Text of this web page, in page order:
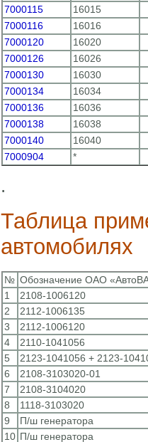
7000115
16015
7000116
16016
7000120
16020
7000126
16026
7000130
16030
7000134
16034
7000136
16036
7000138
16038
7000140
16040
7000904
*
.
Таблица
автомобилях
№ Обозначение ОАО
1
2108-1006120
2
2112-1006135
3
2112-1006120
4
2110-1041056
5
2123-1041056 + 2123-
6
2108-3103020-01
7
2108-3104020
8
1118-3103020
9
П/ш генератора
10 П/ш генератора